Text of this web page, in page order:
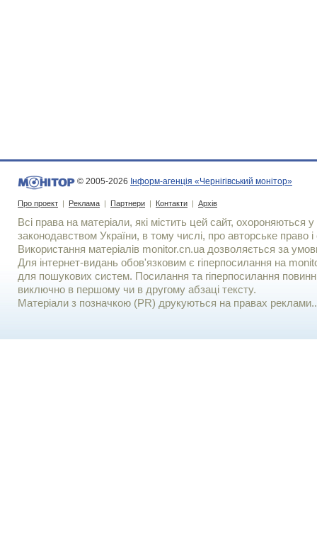
© 2005-2026 Інформ-агенція «Чернігівський монітор»
Про проект | Реклама | Партнери | Контакти | Архів
Всі права на матеріали, які містить цей сайт, охороняються у
законодавством України, в тому числі, про авторське право і
Використання матерiалiв monitor.cn.ua дозволяється за
Для iнтернет-видань обов'язковим є гiперпосилання на
для пошукових систем. Посилання та гіперпосилання
виключно в першому чи в другому абзаці тексту.
Матеріали з позначкою (PR) друкуються на правах реклами..